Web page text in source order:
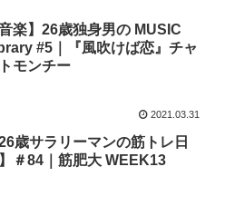
音楽】26歳独身男の MUSIC
#5｜『風吹けば恋』チャ
モンチー
2021.03.31
26歳サラリーマンの筋トレ日
＃84｜筋肥大 WEEK13